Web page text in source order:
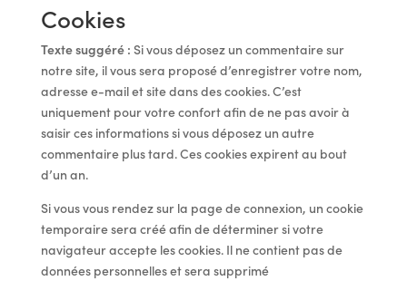
Cookies
Texte suggéré : Si vous déposez un commentaire sur
notre site, il vous sera proposé d’enregistrer votre nom,
adresse e-mail et site dans des cookies. C’est
uniquement pour votre confort afin de ne pas avoir à
saisir ces informations si vous déposez un autre
commentaire plus tard. Ces cookies expirent au bout
d’un an.
Si vous vous rendez sur la page de connexion, un cookie
temporaire sera créé afin de déterminer si votre
navigateur accepte les cookies. Il ne contient pas de
données personnelles et sera supprimé